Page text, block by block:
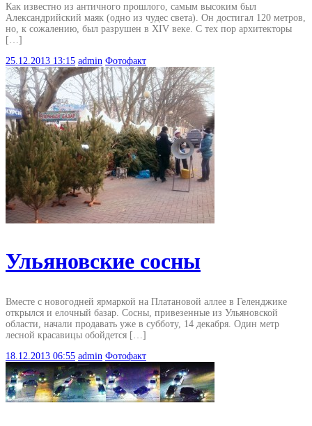
Как известно из античного прошлого, самым высоким был
Александрийский маяк (одно из чудес света). Он достигал 120 метров,
но, к сожалению, был разрушен в XIV веке. С тех пор архитекторы
[…]
25.12.2013 13:15 admin Фотофакт
Ульяновские сосны
Вместе с новогодней ярмаркой на Платановой аллее в Геленджике
открылся и елочный базар. Сосны, привезенные из Ульяновской
области, начали продавать уже в субботу, 14 декабря. Один метр
лесной красавицы обойдется […]
18.12.2013 06:55 admin Фотофакт